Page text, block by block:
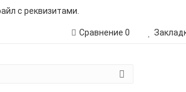
с реквизитами.
Сравнение 0